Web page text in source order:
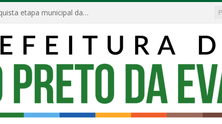
Escola Municipal Divino Espírito Santo conquista etapa municipal da V Feira Amazonense de Matemática